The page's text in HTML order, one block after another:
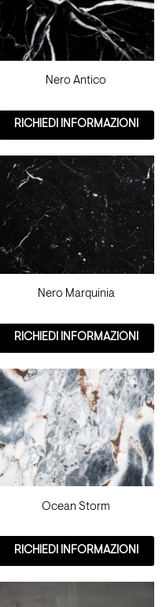
Nero Antico
RICHIEDI INFORMAZIONI
Nero Marquinia
RICHIEDI INFORMAZIONI
Ocean Storm
RICHIEDI INFORMAZIONI